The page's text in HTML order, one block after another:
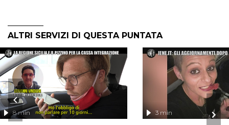
ALTRI SERVIZI DI QUESTA PUNTATA
8 min 3 min